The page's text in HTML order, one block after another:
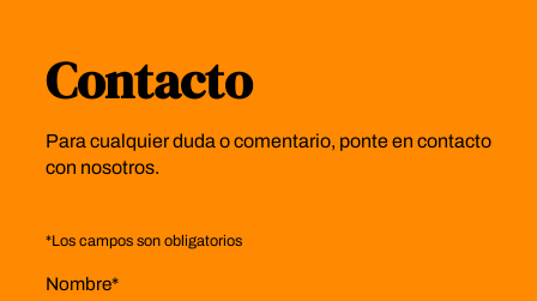
Contacto
Para cualquier duda o comentario, ponte en contacto
con nosotros.
*Los campos son obligatorios
Nombre*